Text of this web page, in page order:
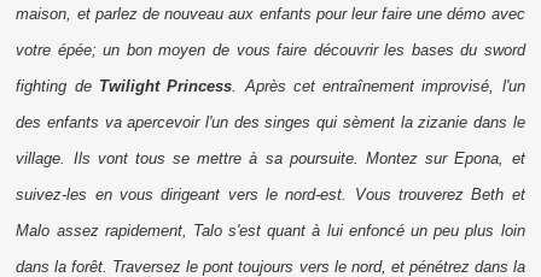
maison, et parlez de nouveau aux enfants pour leur faire une démo avec
votre épée; un bon moyen de vous faire découvrir les bases du sword
fighting de Twilight Princess . Après cet entraînement improvisé, l'un
des enfants va apercevoir l'un des singes qui sèment la zizanie dans le
village. Ils vont tous se mettre à sa poursuite. Montez sur Epona, et
suivez-les en vous dirigeant vers le nord-est. Vous trouverez Beth et
Malo assez rapidement, Talo s'est quant à lui enfoncé un peu plus loin
dans la forêt. Traversez le pont toujours vers le nord, et pénétrez dans la